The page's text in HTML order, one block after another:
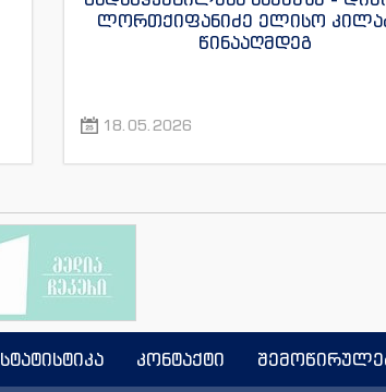
ლორთქიფანიძე ელისო
წინააღმდეგ
18.05.2026
სტატისტიკა კონტაქტი